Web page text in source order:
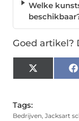
Welke
Goed artikel?
X
(Twitter)
Tags:
Bedrijven, Jacksart